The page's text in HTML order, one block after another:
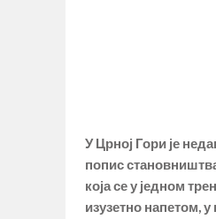
У Црној Гори је
попис
која се у једном
изузетно напетом,